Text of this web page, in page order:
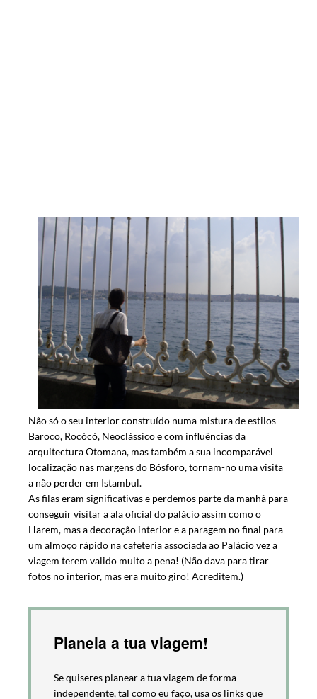
Não só o seu interior construído numa mistura de estilos
Baroco, Rocócó, Neoclássico e com influências da
arquitectura Otomana, mas também a sua incomparável
localização nas margens do Bósforo, tornam-no uma visita
a não perder em Istambul.
As filas eram significativas e perdemos parte da manhã para
conseguir visitar a ala oficial do palácio assim como o
Harem, mas a decoração interior e a paragem no final para
um almoço rápido na cafeteria associada ao Palácio vez a
viagem terem valido muito a pena! (Não dava para tirar
fotos no interior, mas era muito giro! Acreditem.)
Planeia a tua viagem!
Se quiseres planear a tua viagem de forma
independente, tal como eu faço, usa os links que